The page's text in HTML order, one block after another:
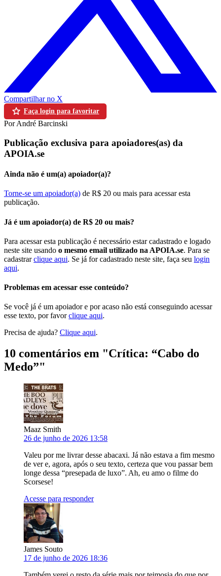
Compartilhar no X
Faça login para favoritar
Por André Barcinski
Publicação exclusiva para apoiadores(as) da
APOIA.se
Ainda não é um(a) apoiador(a)?
Torne-se um apoiador(a) de R$ 20 ou mais para acessar esta
publicação.
Já é um apoiador(a) de R$ 20 ou mais?
Para acessar esta publicação é necessário estar cadastrado e logado
neste site usando o mesmo email utilizado na APOIA.se. Para se
cadastrarclique aqui. Se já for cadastrado neste site, faça seu login
aqui.
Problemas em acessar esse conteúdo?
Se você já é um apoiador e por acaso não está conseguindo acessar
esse texto, por favorclique aqui.
Precisa de ajuda? Clique aqui.
10 comentários em "Crítica: “Cabo do
Medo”"
Maaz Smith
26 de junho de 2026 13:58
Valeu por me livrar desse abacaxi. Já não estava a fim mesmo
de ver e, agora, após o seu texto, certeza que vou passar bem
longe dessa “presepada de luxo”. Ah, eu amo o filme do
Scorsese!
Acesse para responder
James Souto
17 de junho de 2026 18:36